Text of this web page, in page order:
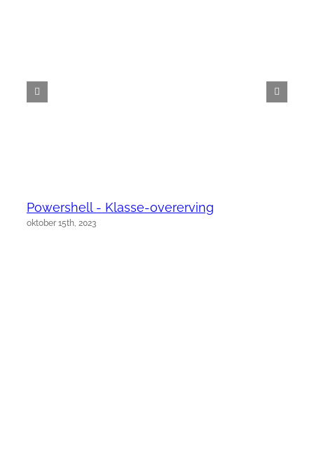
Powershell - Klasse-overerving
oktober 15th, 2023